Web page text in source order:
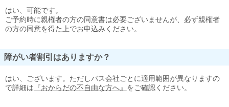
はい、可能です。
ご予約時に親権者の方の同意書は必要ございませんが、必ず親権者
の方の同意を得た上でお申込みください。
障がい者割引はありますか？
はい、ございます。ただしバス会社ごとに適用範囲が異なりますの
で詳細は 『おからだの不自由な方へ』 をご確認ください。